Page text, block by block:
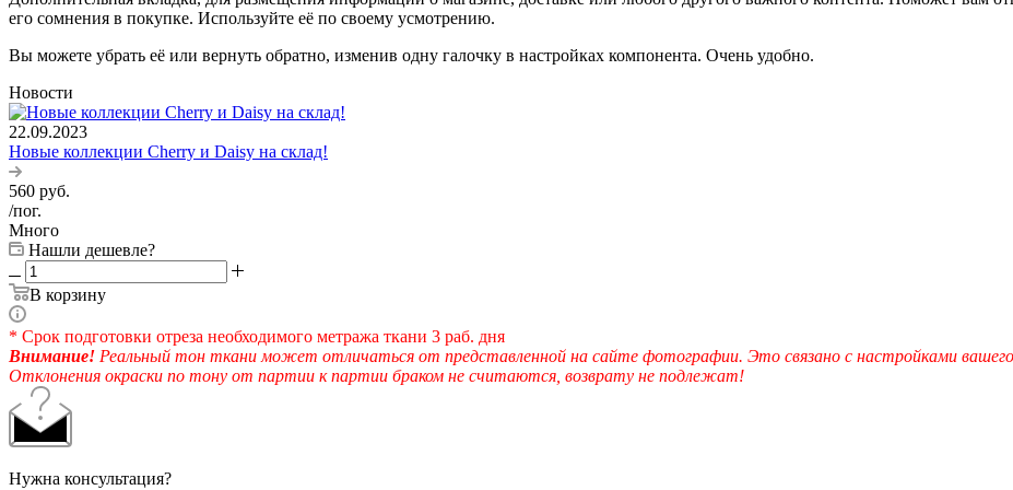
его сомнения в покупке. Используйте её по своему усмотрению.
Вы можете убрать её или вернуть обратно, изменив одну галочку в настройках компонента. Очень удобно.
Новости
22.09.2023
Новые коллекции Cherry и Daisy на склад!
560 руб.
/пог.
Много
Нашли дешевле?
В корзину
* Срок подготовки отреза необходимого метража ткани 3 раб. дня
Внимание! Реальный тон ткани может отличаться от представленной на сайте фотографии. Это связано с настройками
Отклонения окраски по тону от партии к партии браком не считаются, возврату не подлежат!
Нужна консультация?